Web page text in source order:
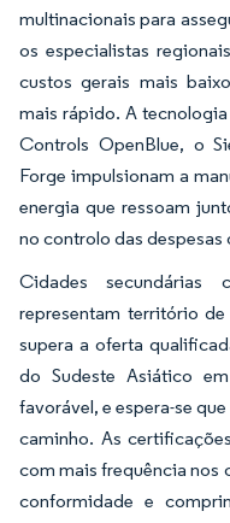
multinacionais para
os especialistas
custos gerais mais
mais rápido. A
Controls OpenBlue, o
Forge impulsionam a
energia que ressoam
no controlo das despesas
Cidades
representam território
supera a oferta
do Sudeste Asiático
favorável, e espera-se
caminho. As
com mais frequência nos
conformidade e